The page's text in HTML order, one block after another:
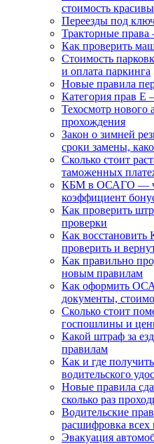
стоимость
Переезды под
Тракторные
Как проверить
Стоимость
и оплата паркинга
Новые правила
Категория прав
Техосмотр
прохождения
Закон о зимней
сроки замены,
Сколько стоит
таможенных
КБМ в ОСАГО —
коэффициент
Как проверить
проверки
Как
проверить и
Как правильно
новым правилам
Как оформить
документы,
Сколько стоит
госпошлины и
Какой штраф за
правилам
Как и где
водительского
Новые правила
сколько раз
Водительские
расшифровка всех
Эвакуация